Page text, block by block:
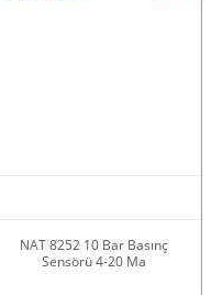
NAT 8252 10 Bar Basınç
Sensörü 4-20 Ma